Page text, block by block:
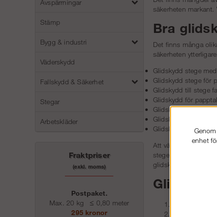
Avspärrningar
Stämp
Bygg & industri
Väderskydd
Fallskydd & Säkerhet
Stegar
Arbetskläder
Fraktpriser
(exkl. moms)
Postpaket.
Max. 20 kg
≤ 0,80 meter
295 kronor
säkerheten
Bra
Det finns många
säkerheten
Glidskydd stege
Glidskydd stege för
Glidskydd till stege
Glidskydd för
Glidskydd för falsat
Glidskydd stege till
Glidskydd för stege
Att välja glidskydd
stegen. Efter det
glidskydd till stege
Plåttak kan
Vill du vara
enhet